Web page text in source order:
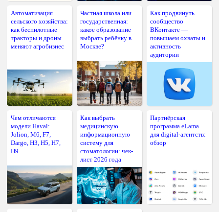
Автоматизация
сельского хозяйства:
как беспилотные
тракторы и дроны
меняют агробизнес
Частная школа или
государственная:
какое образование
выбрать ребёнку в
Москве?
Как продвинуть
сообщество
ВКонтакте —
повышаем охваты и
активность
аудитории
Чем отличаются
модели Haval:
Jolion, M6, F7,
Dargo, H3, H5, H7,
H9
Как выбрать
медицинскую
информационную
систему для
стоматологии: чек-
лист 2026 года
Партнёрская
программа eLama
для digital-агентств:
обзор